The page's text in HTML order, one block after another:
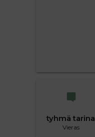
tyhmä tarina
Vieras